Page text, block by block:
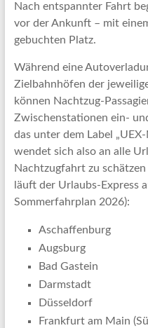
Nach entspannter Fahrt
vor der Ankunft – mit
gebuchten Platz.
Während eine
Zielbahnhöfen der
können Nachtzug-
Zwischenstationen ein-
das unter dem Label
wendet sich also an alle
Nachtzugfahrt zu
läuft der Urlaubs-Express
Sommerfahrplan 2026):
Aschaffenburg
Augsburg
Bad Gastein
Darmstadt
Düsseldorf
Frankfurt am Main